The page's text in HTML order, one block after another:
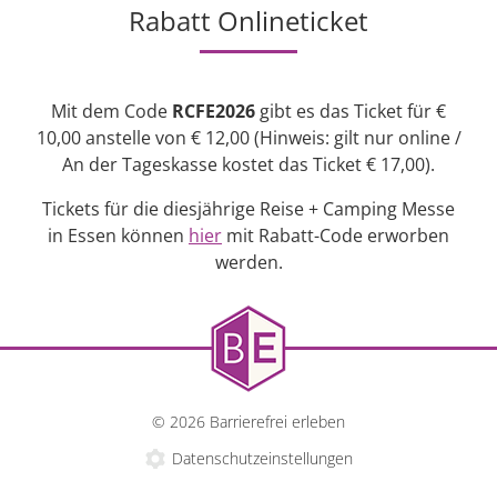
Rabatt Onlineticket
Mit dem Code RCFE2026 gibt es das Ticket für €
10,00 anstelle von € 12,00 (Hinweis: gilt nur online /
An der Tageskasse kostet das Ticket € 17,00).
Tickets für die diesjährige Reise + Camping Messe
in Essen können hier mit Rabatt-Code erworben
werden.
© 2026 Barrierefrei erleben
Datenschutzeinstellungen